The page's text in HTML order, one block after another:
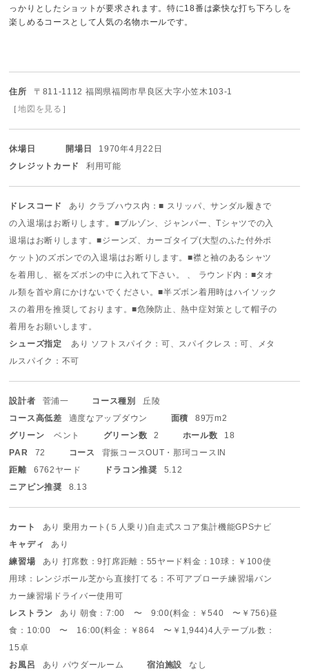
っかりとしたショットが要求されます。特に18番は豪快な打ち下ろしを
楽しめるコースとして人気の名物ホールです。
住所
〒811-1112 福岡県福岡市早良区大字小笠木103-1
［地図を見る ］
休場日 開場日
1970年4月22日
クレジットカード
利用可能
ドレスコード
あり クラブハウス内：■ スリッパ、サンダル履きで
の入退場はお断りします。 ■ブルゾン、ジャンパー、Tシャツでの入
退場はお断りします。■ジーンズ、カーゴタイプ(大型のふた付外ポ
ケット)のズボンでの入退場はお断りします。■襟と袖のあるシャツ
を着用し、裾をズボンの中に入れて下さい。 、 ラウンド内：■タオ
ル類を首や肩にかけないでください。■半ズボン着用時はハイソック
スの着用を推奨しております。■危険防止、熱中症対策として帽子の
着用をお願いします。
シューズ指定
あり ソフトスパイク：可、スパイクレス：可、メタ
ルスパイク：不可
設計者 菅浦一 コース種別
丘陵
コース高低差
適度なアップダウン 面積
89万m2
グリーン
ベント グリーン数 2 ホール数
18
PAR
72 コース
背振コースOUT・那珂コースIN
距離
6762ヤード ドラコン推奨
5.12
ニアピン推奨
8.13
カート あり 乗用カート(５人乗り)自走式スコア集計機能GPSナビ
キャディ
あり
練習場
あり 打席数：9打席距離：55ヤード料金：10球：￥100使
用球：レンジボール芝から直接打てる：不可アプローチ練習場バン
カー練習場 ドライバー使用可
レストラン
あり 朝食：7:00 〜 9:00(料金：￥540 〜￥756)昼
食：10:00 〜 16:00(料金：￥864 〜￥1,944)4人テーブル数：
15卓
お風呂
あり パウダールーム 宿泊施設
なし